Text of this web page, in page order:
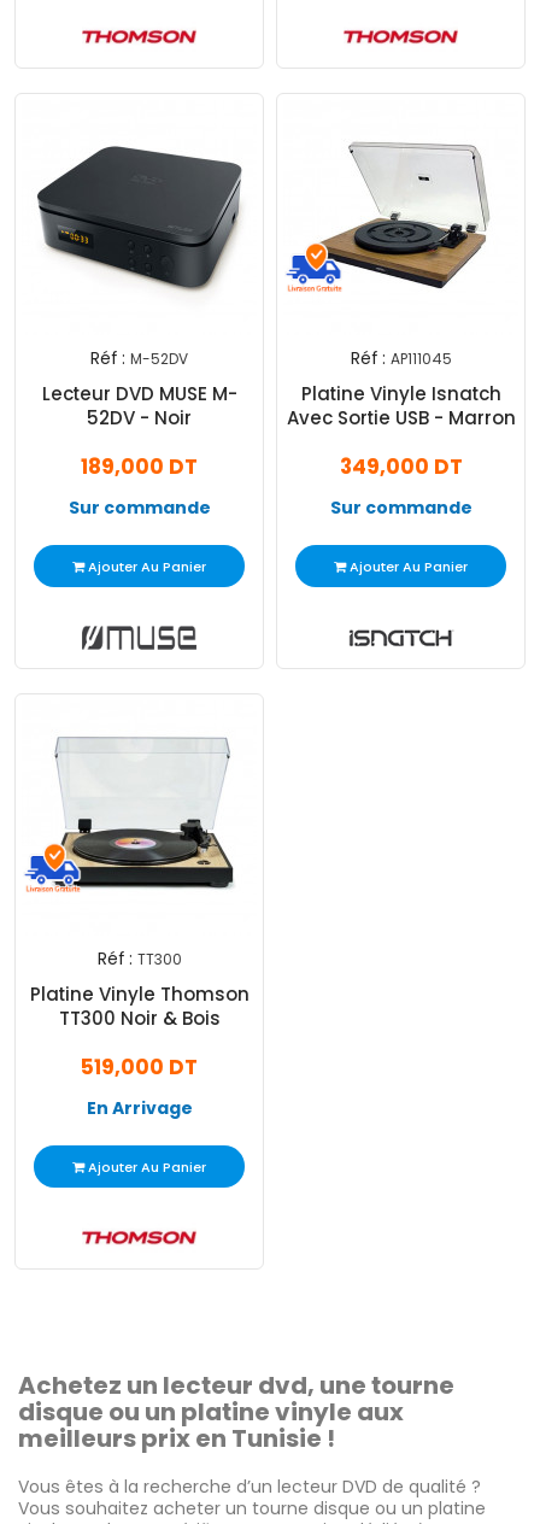
Réf : M-52DV
Lecteur DVD MUSE M-
52DV - Noir
189,000 DT
Sur commande
Ajouter Au Panier
Réf : AP111045
Platine Vinyle Isnatch
Avec Sortie USB - Marron
349,000 DT
Sur commande
Ajouter Au Panier
Réf : TT300
Platine Vinyle Thomson
TT300 Noir & Bois
519,000 DT
En Arrivage
Ajouter Au Panier
Achetez un lecteur dvd, une tourne
disque ou un platine vinyle aux
meilleurs prix en Tunisie !
Vous êtes à la recherche d’un lecteur DVD de qualité ?
Vous souhaitez acheter un tourne disque ou un platine